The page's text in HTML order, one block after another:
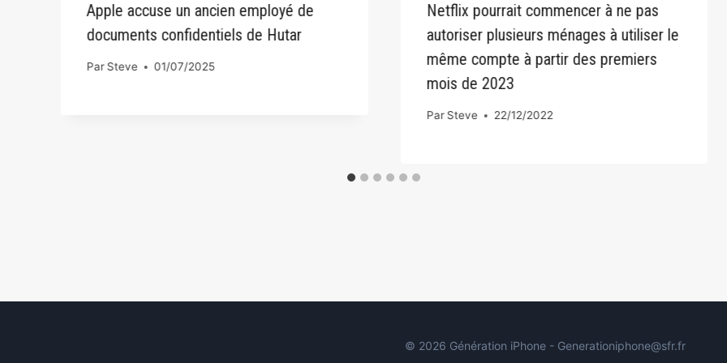
Apple accuse un ancien employé de
documents confidentiels de Hutar
ParSteve 01/07/2025
Netflix pourrait commencer à ne pas
autoriser plusieurs ménages à utiliser le
même compte à partir des premiers
mois de 2023
Par Steve 22/12/2022
© 2026 Génération iPhone - Generationiphone@sfr.fr